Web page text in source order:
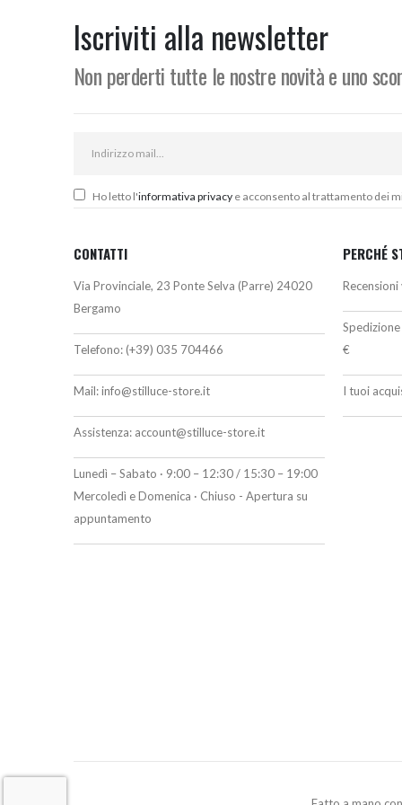
Iscriviti alla newsletter
Non perderti tutte le nostre novità e uno
Ho letto l'informativa privacy e acconsento al trattamento dei
CONTATTI
Via Provinciale, 23 Ponte Selva (Parre) 24020
Bergamo
Telefono: (+39) 035 704466
Mail:info@stilluce-store.it
Assistenza: account@stilluce-store.it
Lunedì – Sabato · 9:00 – 12:30 / 15:30 – 19:00
Mercoledì e Domenica · Chiuso - Apertura su
appuntamento
PERCHÉ
€
I tuoi